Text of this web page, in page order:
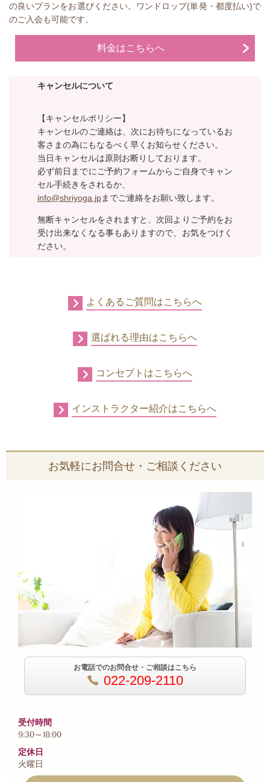
の良いプランをお選びください。ワンドロップ(単発・都度払い)で
のご入会も可能です。
料金はこちらへ
キャンセルについて
【キャンセルポリシー】
キャンセルのご連絡は、次にお待ちになっているお
客さまの為にもなるべく早くお知らせください。
当日キャンセルは原則お断りしております。
必ず前日までにご予約フォームからご自身でキャン
セル手続きをされるか、
info@shriyoga.jpまでご連絡をお願い致します。
無断キャンセルをされますと、次回よりご予約をお
受け出来なくなる事もありますので、お気をつけく
ださい。
よくあるご質問はこちらへ
選ばれる理由はこちらへ
コンセプトはこちらへ
インストラクター紹介はこちらへ
お気軽にお問合せ・ご相談ください
お電話でのお問合せ・ご相談はこちら
022-209-2110
受付時間
9:30～18:00
定休日
火曜日